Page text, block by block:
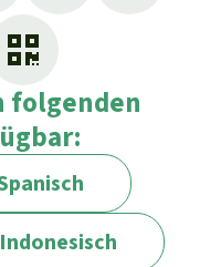
folgenden
Indonesisch